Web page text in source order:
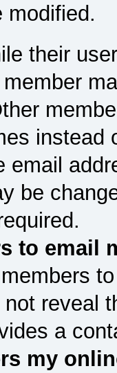
modified.
their
instead
email
be
to email
reveal
a
my